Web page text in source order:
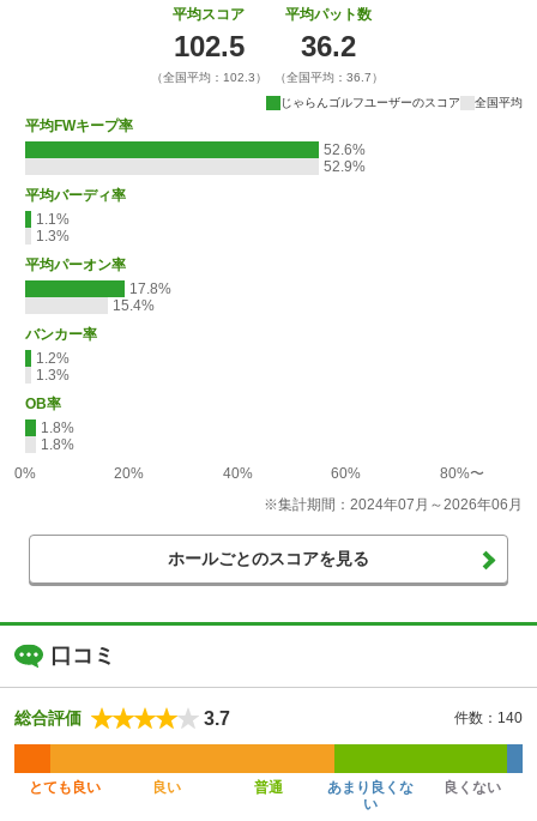
平均スコア
102.5
（全国平均：102.3）
平均パット数
36.2
（全国平均：36.7）
じゃらんゴルフユーザーのスコア
全国平均
平均FWキープ率
52.6%
52.9%
平均バーディ率
1.1%
1.3%
平均パーオン率
17.8%
15.4%
バンカー率
1.2%
1.3%
OB率
1.8%
1.8%
0%
20% 40% 60%
80%〜
※集計期間：2024年07月～2026年06月
ホールごとのスコアを見る
口コミ
総合評価 3.7 件数：140
とても良い 良い 普通
あまり良くな
い
良くない